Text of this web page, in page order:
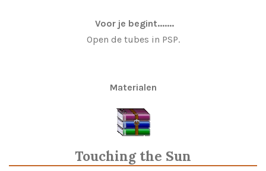
Voor je begint.......
Open de tubes in PSP.
Materialen
Touching the Sun